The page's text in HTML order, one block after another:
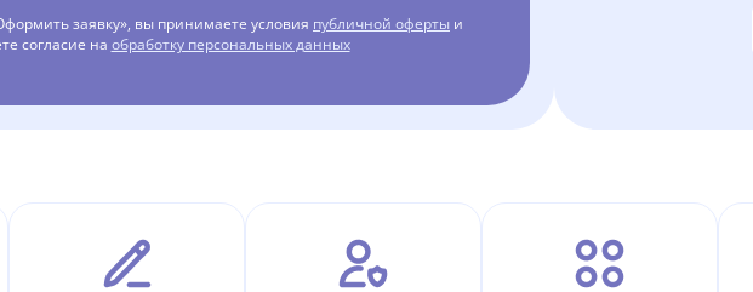
заявку», вы принимаете условия публичной оферты и
согласие на обработку персональных данных